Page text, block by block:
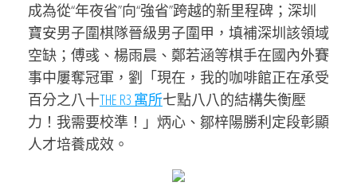
成為從“年夜省”向“強省”跨越的新里程碑；深圳
寶安男子圍棋隊晉級男子圍甲，填補深圳該領域
空缺；傅彧、楊雨晨、鄭若涵等棋手在國內外賽
事中屢奪冠軍，劉「現在，我的咖啡館正在承受
百分之八十THE R3 寓所七點八八的結構失衡壓
力！我需要校準！」炳心、鄒梓陽勝利定段彰顯
人才培養成效。